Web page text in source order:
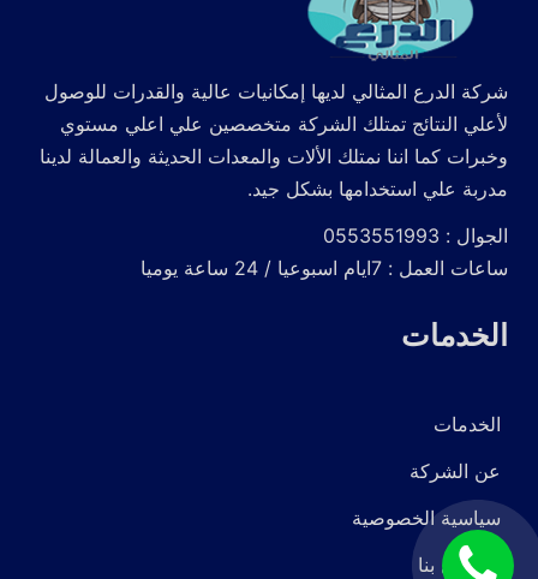
شركة الدرع المثالي لديها إمكانيات عالية والقدرات للوصول
لأعلي النتائج تمتلك الشركة متخصصين علي اعلي مستوي
وخبرات كما اننا نمتلك الألات والمعدات الحديثة والعمالة لدينا
مدربة علي استخدامها بشكل جيد.
الجوال : 0553551993
ساعات العمل : 7ايام اسبوعيا / 24 ساعة يوميا
الخدمات
الخدمات
عن الشركة
سياسية الخصوصية
للاتصال بنا